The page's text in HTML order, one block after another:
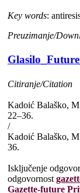
Key words:
Preuzimanje/
Citiranje/Citation
Kadoić Balaško,
22–36.
/
Kadoić Balaško,
36.
Isključenje
odgovornost
Gazette-future